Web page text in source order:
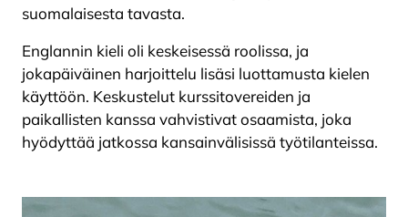
suomalaisesta tavasta.
Englannin kieli oli keskeisessä roolissa, ja
jokapäiväinen harjoittelu lisäsi luottamusta kielen
käyttöön. Keskustelut kurssitovereiden ja
paikallisten kanssa vahvistivat osaamista, joka
hyödyttää jatkossa kansainvälisissä työtilanteissa.